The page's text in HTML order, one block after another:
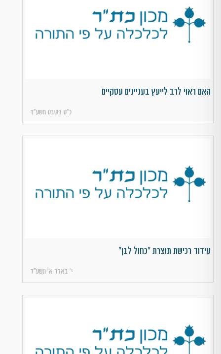
האם ראוי לרב לייעץ בעניינים עסקיים
כ״ט בשבט תשע״ד
עידוד רכישת תוצרת "כחול לבן"
י׳ באדר א׳ תשע״ד